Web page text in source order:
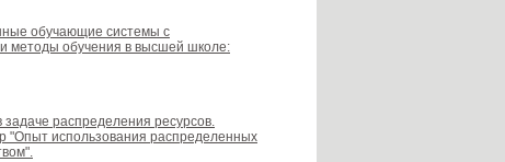
обучающие системы с
методы обучения в высшей школе:
распределения ресурсов.
"Опыт использования распределенных